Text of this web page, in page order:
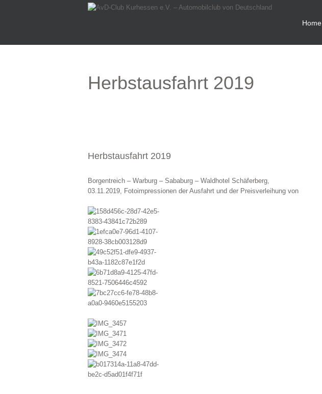
Home
Herbstausfahrt 2019
Herbstausfahrt 2019
Borgentreich – Warburg – Sababurg – Waldhotel Schäferberg,
03.11.2019, Fotoimpressionen der Ausfahrt und der Preisverleihung von